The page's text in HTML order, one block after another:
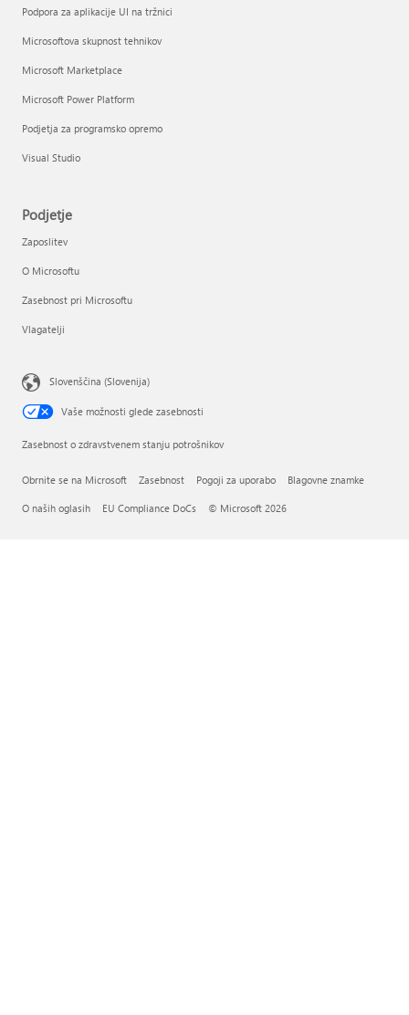
Podpora za aplikacije UI na tržnici
Microsoftova skupnost tehnikov
Microsoft Marketplace
Microsoft Power Platform
Podjetja za programsko opremo
Visual Studio
Podjetje
Zaposlitev
O Microsoftu
Zasebnost pri Microsoftu
Vlagatelji
Slovenščina (Slovenija)
Vaše možnosti glede zasebnosti
Zasebnost o zdravstvenem stanju potrošnikov
Obrnite se na Microsoft Zasebnost Pogoji za uporabo Blagovne znamke
O naših oglasih EU Compliance DoCs © Microsoft 2026